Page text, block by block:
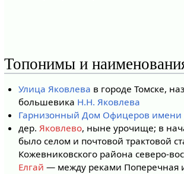
Топонимы и
Улица Яковлева в городе Томске,
большевика Н.Н. Яковлева
Гарнизонный Дом Офицеров имени
дер.Яковлево, ныне урочище; в
было селом и почтовой трактовой
Кожевниковского района северо-
Елгай — между реками Поперечная